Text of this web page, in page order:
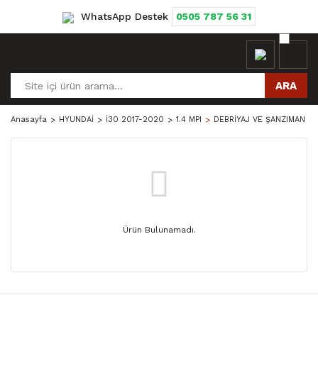
WhatsApp Destek 0505 787 56 31
ARA
Anasayfa HYUNDAİ İ30 2017-2020 1.4 MPI DEBRİYAJ VE ŞANZIMAN
Ürün Bulunamadı.